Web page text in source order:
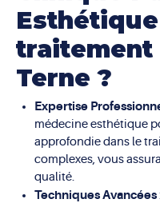
traitement
Terne ?
Expertise
médecine esthétique
approfondie dans le
complexes, vous
qualité.
Techniques Avancées